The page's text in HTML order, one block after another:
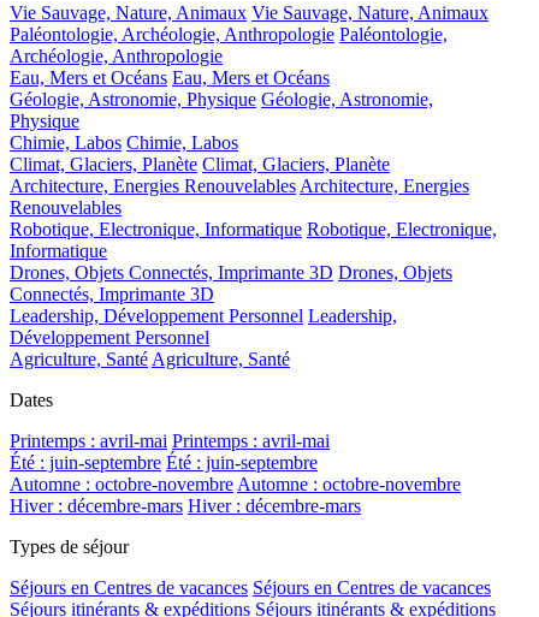
Vie Sauvage, Nature, Animaux Vie Sauvage, Nature, Animaux
Paléontologie, Archéologie, Anthropologie Paléontologie,
Archéologie, Anthropologie
Eau, Mers et Océans Eau, Mers et Océans
Géologie, Astronomie, Physique Géologie, Astronomie,
Physique
Chimie, Labos Chimie, Labos
Climat, Glaciers, Planète Climat, Glaciers, Planète
Architecture, Energies Renouvelables Architecture, Energies
Renouvelables
Robotique, Electronique, Informatique Robotique, Electronique,
Informatique
Drones, Objets Connectés, Imprimante 3D Drones, Objets
Connectés, Imprimante 3D
Leadership, Développement Personnel Leadership,
Développement Personnel
Agriculture, Santé Agriculture, Santé
Dates
Printemps : avril-mai Printemps : avril-mai
Été : juin-septembre Été : juin-septembre
Automne : octobre-novembre Automne : octobre-novembre
Hiver : décembre-mars Hiver : décembre-mars
Types de séjour
Séjours en Centres de vacances Séjours en Centres de vacances
Séjours itinérants & expéditions Séjours itinérants & expéditions